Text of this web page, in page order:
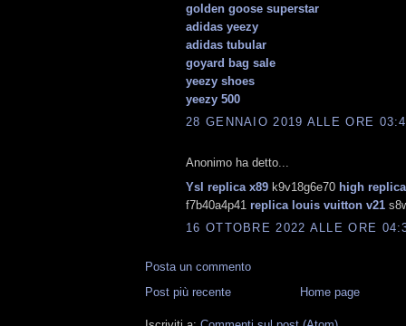
golden goose superstar
adidas yeezy
adidas tubular
goyard bag sale
yeezy shoes
yeezy 500
28 GENNAIO 2019 ALLE ORE
Anonimo ha detto...
Ysl replica x89 k9v18g6e70 high
f7b40a4p41 replica louis vuitton v21
16 OTTOBRE 2022 ALLE ORE
Posta un commento
Post più recente
Home page